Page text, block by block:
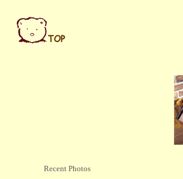
Recent Photos